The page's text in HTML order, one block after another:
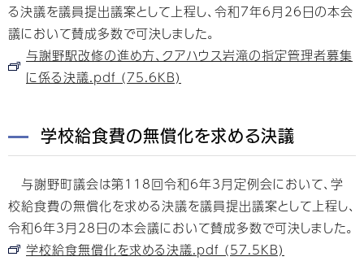
る決議を議員提出議案として上程し、令和7年6月26日の本会
議において賛成多数で可決しました。
与謝野駅改修の進め方、クアハウス岩滝の指定管理者募集
に係る決議.pdf (75.6KB)
学校給食費の無償化を求める決議
与謝野町議会は第118回令和6年3月定例会において、学
校給食費の無償化を求める決議を議員提出議案として上程し、
令和6年3月28日の本会議において賛成多数で可決しました。
学校給食無償化を求める決議.pdf (57.5KB)